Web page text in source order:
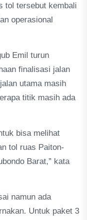
tol tersebut kembali
operasional
Emil turun
finalisasi jalan
utama masih
titik masih ada
bisa melihat
tol ruas Paiton-
Barat,” kata
namun ada
Untuk paket 3